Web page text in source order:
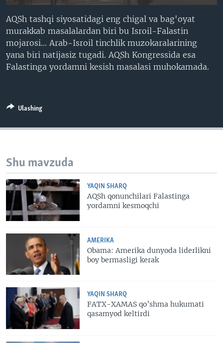
XABARLAR SURATLARDA
TELEGRAM
TWITTER
SOUNDCLOUD
VOA
AQSh tashqi siyosatidagi eng chigal va bag'oyat
murakkab masalalardan biri bu Isroil-Falastin
mojarosi... Arab-Isroil tinchlik muzokaralarining
yana biri natijasiz tugadi. AQSh Kongressida esa
Falastinga yordamni kesish masalasi muhokamada.
Ulashing
Shu mavzuda
YAQIN SHARQ
AQSh qonunchilari Falastinga
yordamni kesmoqchi
AMERIKA
Obama: Amerika dunyoda liderlikni
boy bermasligi kerak
YAQIN SHARQ
FATX-XAMAS qo’shma hukumati
qasamyod keltirdi